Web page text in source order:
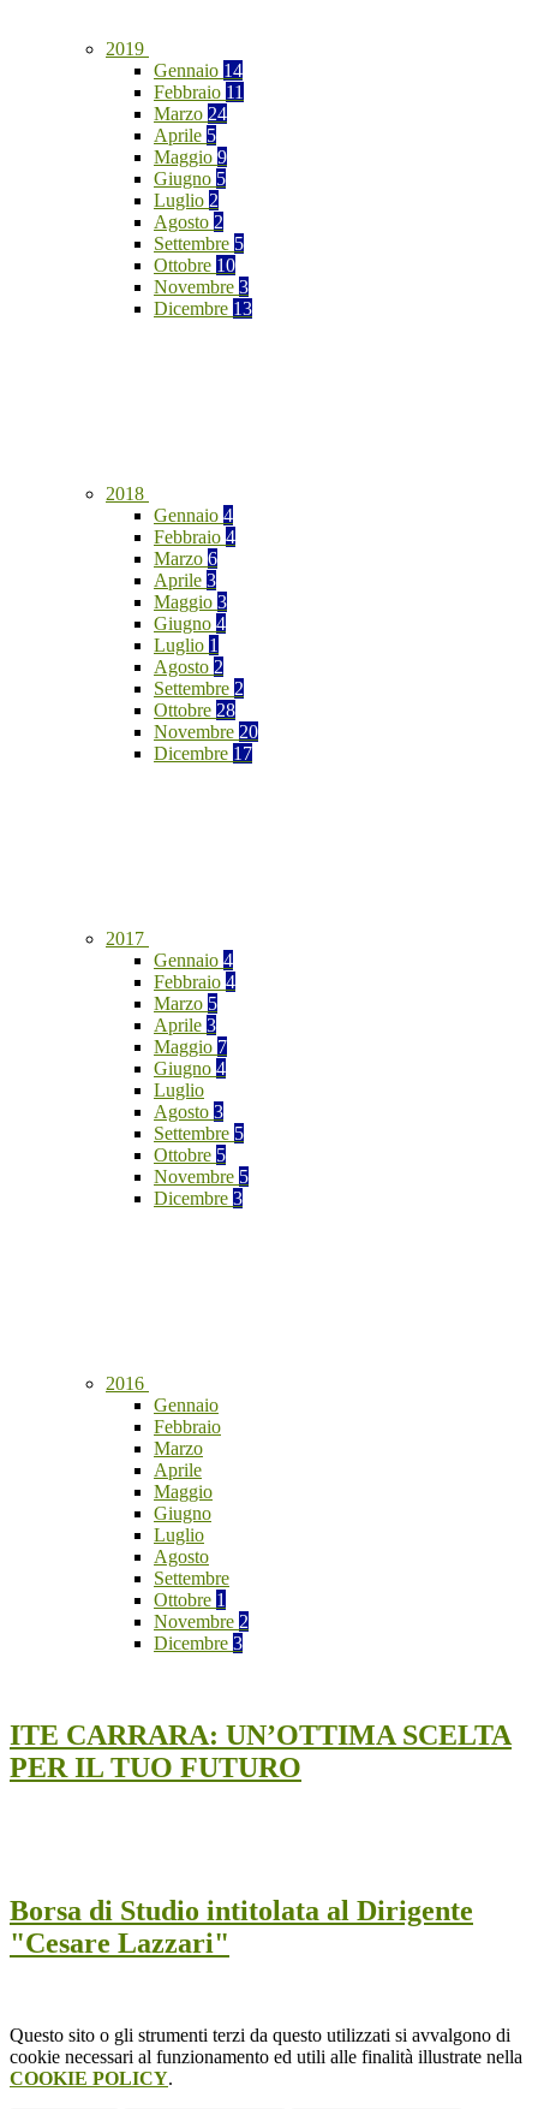
2019
Gennaio 14
Febbraio 11
Marzo 24
Aprile 5
Maggio 9
Giugno 5
Luglio 2
Agosto 2
Settembre 5
Ottobre 10
Novembre 3
Dicembre 13
2018
Gennaio 4
Febbraio 4
Marzo 6
Aprile 3
Maggio 3
Giugno 4
Luglio 1
Agosto 2
Settembre 2
Ottobre 28
Novembre 20
Dicembre 17
2017
Gennaio 4
Febbraio 4
Marzo 5
Aprile 3
Maggio 7
Giugno 4
Luglio
Agosto 3
Settembre 5
Ottobre 5
Novembre 5
Dicembre 3
2016
Gennaio
Febbraio
Marzo
Aprile
Maggio
Giugno
Luglio
Agosto
Settembre
Ottobre 1
Novembre 2
Dicembre 3
ITE CARRARA: UN’OTTIMA SCELTA
PER IL TUO FUTURO
Borsa di Studio intitolata al Dirigente
"Cesare Lazzari"
Questo sito o gli strumenti terzi da questo utilizzati si avvalgono di
cookie necessari al funzionamento ed utili alle finalità illustrate nella
COOKIE POLICY.